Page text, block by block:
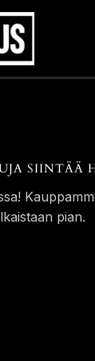
SIINTÄÄ
pian.